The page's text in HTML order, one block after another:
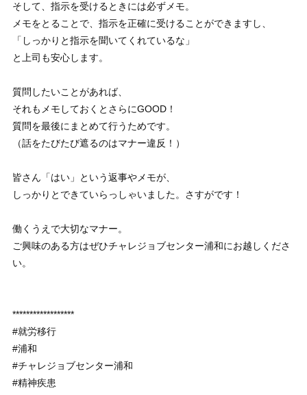
そして、指示を受けるときには必ずメモ。
メモをとることで、指示を正確に受けることができますし、
「しっかりと指示を聞いてくれているな」
と上司も安心します。
質問したいことがあれば、
それもメモしておくとさらにGOOD！
質問を最後にまとめて行うためです。
（話をたびたび遮るのはマナー違反！）
皆さん「はい」という返事やメモが、
しっかりとできていらっしゃいました。さすがです！
働くうえで大切なマナー。
ご興味のある方はぜひチャレジョブセンター浦和にお越しくださ
い。
******************
#就労移行
#浦和
#チャレジョブセンター浦和
#精神疾患